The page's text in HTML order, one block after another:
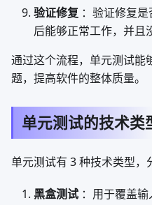
验证修复 ：验证修复
后能够正常工作，并且
通过这个流程，单元测试能
题，提高软件的整体质量。
单元测试的技术类
单元测试有 3 种技术类型，
黑盒测试 ：用于覆盖